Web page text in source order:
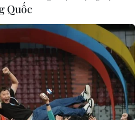
và UAE
được ủng hộ gia nhập Hiệp
Quốc